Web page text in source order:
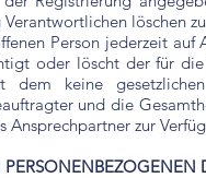
löschen
Person jederzeit auf
oder löscht der für
keine
und die
Ansprechpartner zur